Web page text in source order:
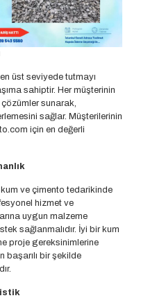
üst seviyede tutmayı
sahiptir. Her müşterinin
sunarak,
sağlar. Müşterilerinin
için en değerli
ve çimento tedarikinde
hizmet ve
uygun malzeme
sağlanmalıdır. İyi bir kum
proje gereksinimlerine
başarılı bir şekilde